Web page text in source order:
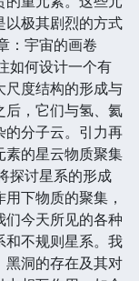
以极其剧烈的方式
：宇宙的画卷
如何设计一个有
尺度结构的形成与
后，它们与氢、氦
的分子云。引力再
素的星云物质聚集
探讨星系的形成
下物质的聚集，
今天所见的各种
和不规则星系。我
黑洞的存在及其对